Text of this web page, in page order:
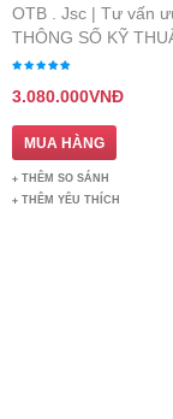
OTB . Jsc | Tư vấn
THÔNG SỐ KỸ
3.080.000VNĐ
THÊM SO SÁNH
THÊM YÊU THÍCH